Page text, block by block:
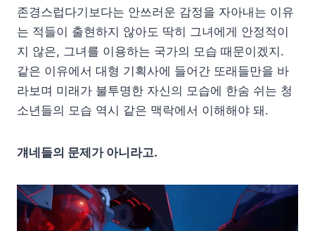
존경스럽다기보다는 안쓰러운 감정을 자아내는 이유
는 적들이 출현하지 않아도 딱히 그녀에게 안정적이
지 않은, 그녀를 이용하는 국가의 모습 때문이겠지.
같은 이유에서 대형 기획사에 들어간 또래들만을 바
라보며 미래가 불투명한 자신의 모습에 한숨 쉬는 청
소년들의 모습 역시 같은 맥락에서 이해해야 돼.
걔네들의 문제가 아니라고.